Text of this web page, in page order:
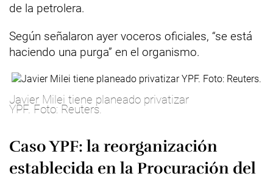
de la petrolera.
Según señalaron ayer voceros oficiales, “se está
haciendo una purga” en el organismo.
Javier Milei tiene planeado privatizar
YPF. Foto: Reuters.
Caso YPF: la reorganización
establecida en la Procuración del